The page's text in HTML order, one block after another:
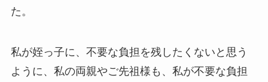
た。
私が姪っ子に、不要な負担を残したくないと思う
ように、私の両親やご先祖様も、私が不要な負担